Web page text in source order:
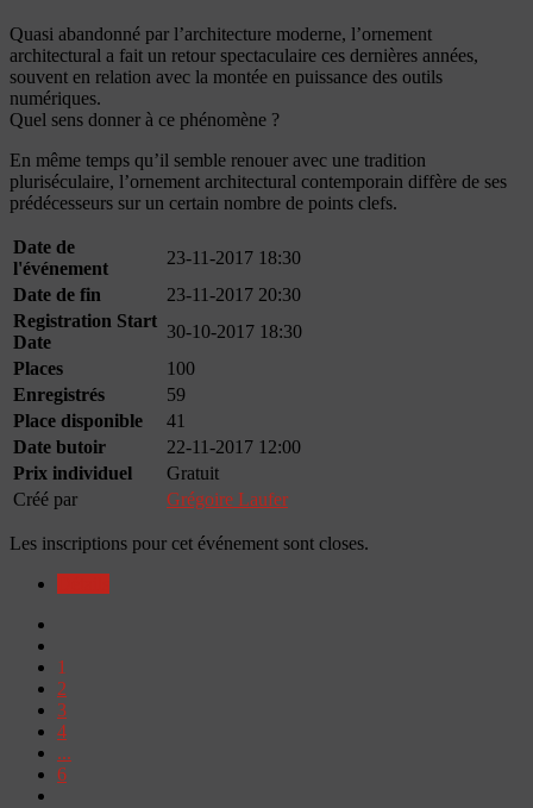
Quasi abandonné par l’architecture moderne, l’ornement
architectural a fait un retour spectaculaire ces dernières années,
souvent en relation avec la montée en puissance des outils
numériques.
Quel sens donner à ce phénomène ?
En même temps qu’il semble renouer avec une tradition
pluriséculaire, l’ornement architectural contemporain diffère de ses
prédécesseurs sur un certain nombre de points clefs.
Date de
l'événement
23-11-2017 18:30
Date de fin
23-11-2017 20:30
Registration Start
Date
30-10-2017 18:30
Places
100
Enregistrés
59
Place disponible
41
Date butoir
22-11-2017 12:00
Prix individuel
Gratuit
Créé par
Grégoire Laufer
Les inscriptions pour cet événement sont closes.
1
2
3
4
...
6